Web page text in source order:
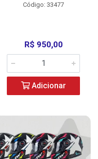
Código: 33477
R$ 950,00
Adicionar